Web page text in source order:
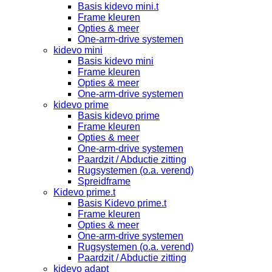
Basis kidevo mini.t
Frame kleuren
Opties & meer
One-arm-drive systemen
kidevo mini
Basis kidevo mini
Frame kleuren
Opties & meer
One-arm-drive systemen
kidevo prime
Basis kidevo prime
Frame kleuren
Opties & meer
One-arm-drive systemen
Paardzit / Abductie zitting
Rugsystemen (o.a. verend)
Spreidframe
Kidevo prime.t
Basis Kidevo prime.t
Frame kleuren
Opties & meer
One-arm-drive systemen
Rugsystemen (o.a. verend)
Paardzit / Abductie zitting
kidevo adapt